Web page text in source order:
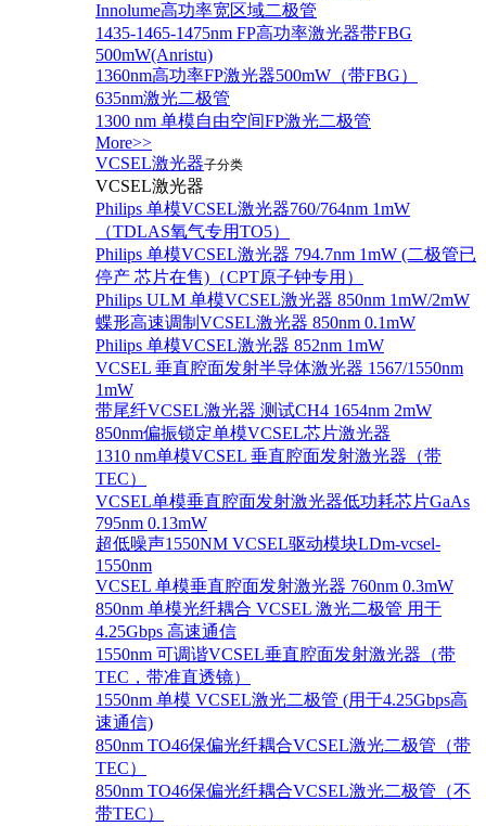
Innolume高功率宽区域二极管
1435-1465-1475nm FP高功率激光器带FBG
500mW(Anristu)
1360nm高功率FP激光器500mW（带FBG）
635nm激光二极管
1300 nm 单模自由空间FP激光二极管
More>>
VCSEL激光器子分类
VCSEL激光器
Philips 单模VCSEL激光器760/764nm 1mW
（TDLAS氧气专用TO5）
Philips 单模VCSEL激光器 794.7nm 1mW (二极管已
停产 芯片在售)（CPT原子钟专用）
Philips ULM 单模VCSEL激光器 850nm 1mW/2mW
蝶形高速调制VCSEL激光器 850nm 0.1mW
Philips 单模VCSEL激光器 852nm 1mW
VCSEL 垂直腔面发射半导体激光器 1567/1550nm
1mW
带尾纤VCSEL激光器 测试CH4 1654nm 2mW
850nm偏振锁定单模VCSEL芯片激光器
1310 nm单模VCSEL 垂直腔面发射激光器（带
TEC）
VCSEL单模垂直腔面发射激光器低功耗芯片GaAs
795nm 0.13mW
超低噪声1550NM VCSEL驱动模块LDm-vcsel-
1550nm
VCSEL 单模垂直腔面发射激光器 760nm 0.3mW
850nm 单模光纤耦合 VCSEL 激光二极管 用于
4.25Gbps 高速通信
1550nm 可调谐VCSEL垂直腔面发射激光器（带
TEC，带准直透镜）
1550nm 单模 VCSEL激光二极管 (用于4.25Gbps高
速通信)
850nm TO46保偏光纤耦合VCSEL激光二极管（带
TEC）
850nm TO46保偏光纤耦合VCSEL激光二极管（不
带TEC）